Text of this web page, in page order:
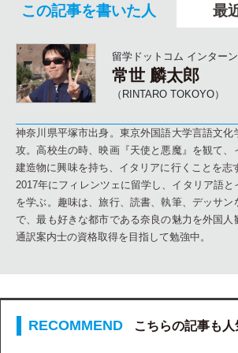
この記事を書いた人 最
留学ドットコム インター
常世 麟太郎
（RINTARO TOKOYO）
神奈川県平塚市出身。東京外国語大学言語文化
攻。高校生の時、映画『天使と悪魔』を観て、
建造物に興味を持ち、イタリアに行くことを志
2017年にフィレンツェに留学し、イタリア語
を学ぶ。趣味は、旅行、読書、執筆、デッサン
で、最も好きな都市である奈良の魅力を外国人
通訳案内士の資格取得を目指して勉強中。
こちらの記事も